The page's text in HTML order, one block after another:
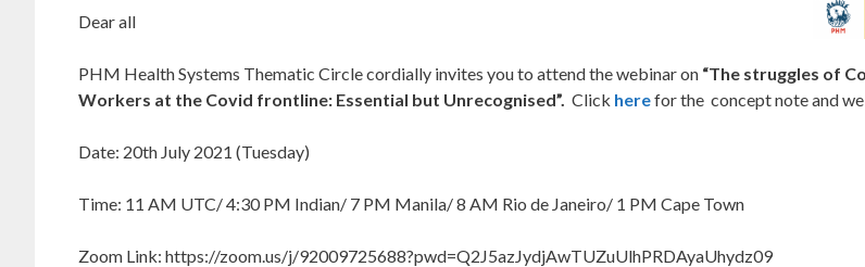
Dear all
PHM Health Systems Thematic Circle cordially invites you to attend the webinar on “The struggles of
Workers at the Covid frontline: Essential but Unrecognised”. Click herefor the concept note and
Date: 20th July 2021 (Tuesday)
Time: 11 AM UTC/ 4:30 PM Indian/ 7 PM Manila/ 8 AM Rio de Janeiro/ 1 PM Cape Town
Zoom Link: https://zoom.us/j/92009725688?pwd=Q2J5azJydjAwTUZuUlhPRDAyaUhydz09